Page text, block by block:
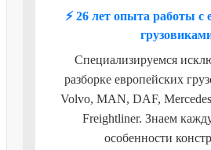
⚡ 26 лет опыта работы с
Специализируемся
разборке европейских
Volvo, MAN, DAF,
Freightliner. Знаем
особенности